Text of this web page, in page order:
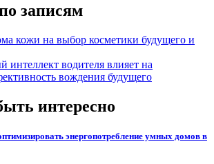
записям
кожи на выбор косметики будущего и
интеллект водителя влияет на
вождения будущего
интересно
энергопотребление умных домов в